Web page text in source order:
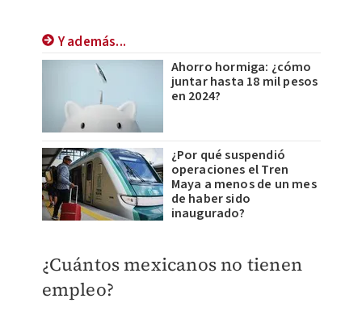
Y además...
Ahorro hormiga: ¿cómo
juntar hasta 18 mil pesos
en 2024?
¿Por qué suspendió
operaciones el Tren
Maya a menos de un mes
de haber sido
inaugurado?
¿Cuántos mexicanos no tienen
empleo?